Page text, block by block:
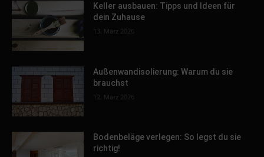
Keller ausbauen: Tipps und Ideen für
dein Zuhause
13. März 2026
Außenwandisolierung: Warum du sie
brauchst
12. März 2026
Bodenbeläge verlegen: So legst du sie
richtig!